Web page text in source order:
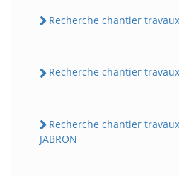
Recherche chantier
Recherche chantier travaux
Recherche chantier travaux
JABRON